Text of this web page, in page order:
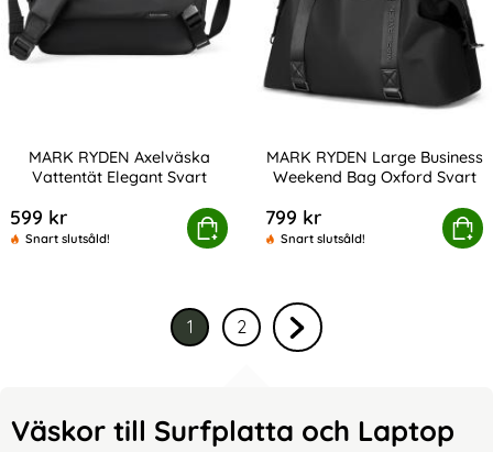
MARK RYDEN Axelväska
Vattentät Elegant Svart
599 kr
Snart slutsåld!
Köp
RYDEN Axelväska Vattentät Elegant Svart
MARK RYDEN Large Business
Weekend Bag Oxford Svart
799 kr
Snart slutsåld!
Köp
MARK RYDEN Large Business
Nuvarande sida, sidan
1
av 2
Gå till sidan
2
av 2
Gå till nästa sida sidan
Väskor till Surfplatta och Laptop